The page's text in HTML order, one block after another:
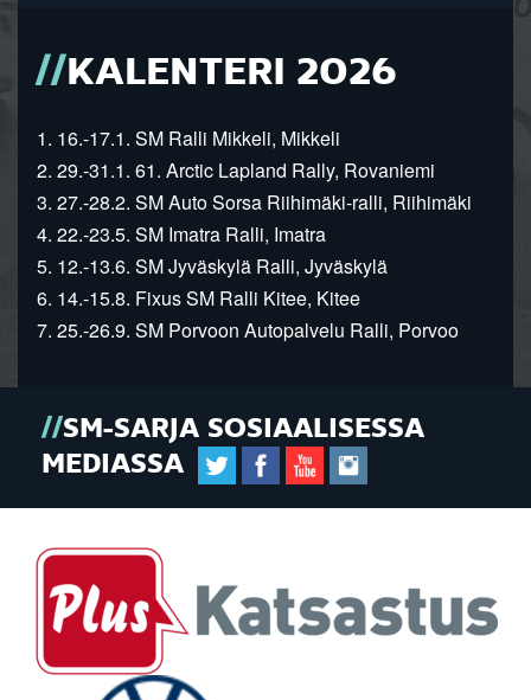
KALENTERI 2026
1. 16.-17.1. SM Ralli Mikkeli, Mikkeli
2. 29.-31.1. 61. Arctic Lapland Rally, Rovaniemi
3. 27.-28.2. SM Auto Sorsa Riihimäki-ralli, Riihimäki
4. 22.-23.5. SM Imatra Ralli, Imatra
5. 12.-13.6. SM Jyväskylä Ralli, Jyväskylä
6. 14.-15.8. Fixus SM Ralli Kitee, Kitee
7. 25.-26.9. SM Porvoon Autopalvelu Ralli, Porvoo
SM-SARJA SOSIAALISESSA
MEDIASSA